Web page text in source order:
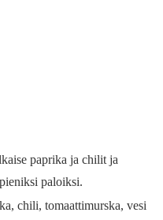
paprika ja chilit ja
paloiksi.
chili, tomaattimurska, vesi